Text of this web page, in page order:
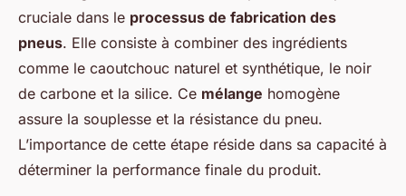
cruciale dans le processus de fabrication des
pneus. Elle consiste à combiner des ingrédients
comme le caoutchouc naturel et synthétique, le noir
de carbone et la silice. Ce mélange homogène
assure la souplesse et la résistance du pneu.
L’importance de cette étape réside dans sa capacité à
déterminer la performance finale du produit.